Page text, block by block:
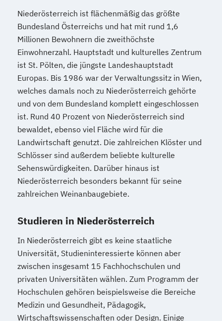
Niederösterreich ist flächenmäßig das größte
Bundesland Österreichs und hat mit rund 1,6
Millionen Bewohnern die zweithöchste
Einwohnerzahl. Hauptstadt und kulturelles Zentrum
ist St. Pölten, die jüngste Landeshauptstadt
Europas. Bis 1986 war der Verwaltungssitz in Wien,
welches damals noch zu Niederösterreich gehörte
und von dem Bundesland komplett eingeschlossen
ist. Rund 40 Prozent von Niederösterreich sind
bewaldet, ebenso viel Fläche wird für die
Landwirtschaft genutzt. Die zahlreichen Klöster und
Schlösser sind außerdem beliebte kulturelle
Sehenswürdigkeiten. Darüber hinaus ist
Niederösterreich besonders bekannt für seine
zahlreichen Weinanbaugebiete.
Studieren in Niederösterreich
In Niederösterreich gibt es keine staatliche
Universität, Studieninteressierte können aber
zwischen insgesamt 15 Fachhochschulen und
privaten Universitäten wählen. Zum Programm der
Hochschulen gehören beispielsweise die Bereiche
Medizin und Gesundheit, Pädagogik,
Wirtschaftswissenschaften oder Design. Einige